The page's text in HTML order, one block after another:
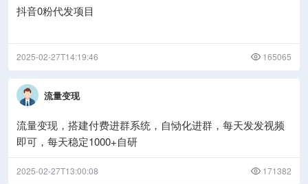
抖音0粉代发项目
2025-02-27T14:19:46 165065
流量变现
流量变现，搭建付费进群系统，自恸化进群，每天发发视频
即可，每天稳定1000+自研
2025-02-27T13:00:08 171382